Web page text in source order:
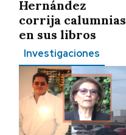
Hernández
corrija calumnias
en sus libros
Investigaciones